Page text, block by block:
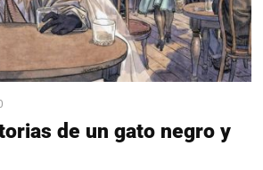
de un gato negro y